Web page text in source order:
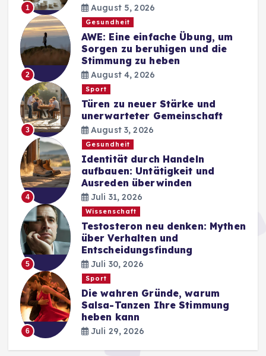
1 August 5, 2026
2
Gesundheit
AWE: Eine einfache Übung, um
Sorgen zu beruhigen und die
Stimmung zu heben
August 4, 2026
3
Sport
Türen zu neuer Stärke und
unerwarteter Gemeinschaft
August 3, 2026
4
Gesundheit
Identität durch Handeln
aufbauen: Untätigkeit und
Ausreden überwinden
Juli 31, 2026
5
Wissenschaft
Testosteron neu denken: Mythen
über Verhalten und
Entscheidungsfindung
Juli 30, 2026
6
Sport
Die wahren Gründe, warum
Salsa-Tanzen Ihre Stimmung
heben kann
Juli 29, 2026